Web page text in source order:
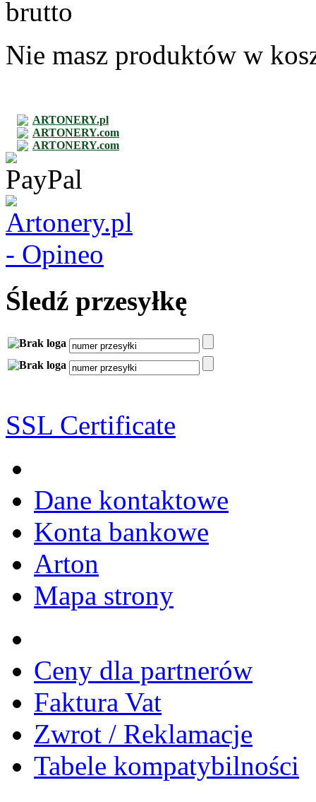
brutto
Nie masz produktów w
ARTONERY.pl
ARTONERY.com
ARTONERY.com
Śledź przesyłkę
SSL Certificate
Dane kontaktowe
Konta bankowe
Arton
Mapa strony
Ceny dla partnerów
Faktura Vat
Zwrot / Reklamacje
Tabele kompatybilności